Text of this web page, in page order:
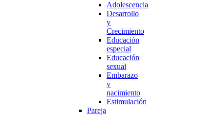
Adolescencia
Desarrollo
y
Crecimiento
Educación
especial
Educación
sexual
Embarazo
y
nacimiento
Estimulación
Pareja